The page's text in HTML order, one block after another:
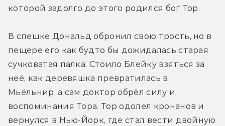
которой задолго до этого родился бог Тор.
В спешке Дональд обронил свою трость, но в
пещере его как будто бы дожидалась старая
сучковатая палка. Стоило Блейку взяться за
неё, как деревяшка превратилась в
Мьёльнир, а сам доктор обрёл силу и
воспоминания Тора. Тор одолел кронанов и
вернулся в Нью-Йорк, где стал вести двойную